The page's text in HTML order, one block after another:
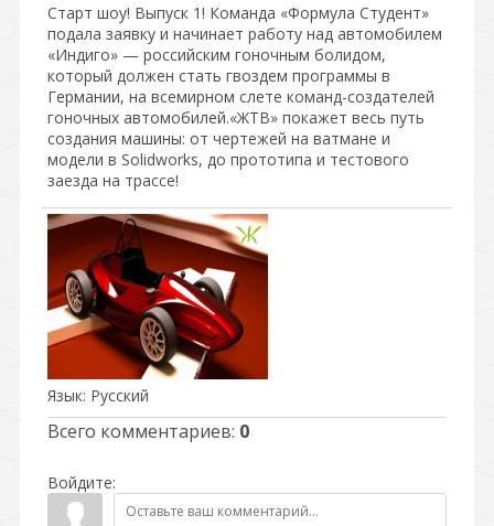
Старт шоу! Выпуск 1! Команда «Формула Студент»
подала заявку и начинает работу над автомобилем
«Индиго» — российским гоночным болидом,
который должен стать гвоздем программы в
Германии, на всемирном слете команд-создателей
гоночных автомобилей.«ЖТВ» покажет весь путь
создания машины: от чертежей на ватмане и
модели в Solidworks, до прототипа и тестового
заезда на трассе!
Язык: Русский
Всего комментариев: 0
Войдите: